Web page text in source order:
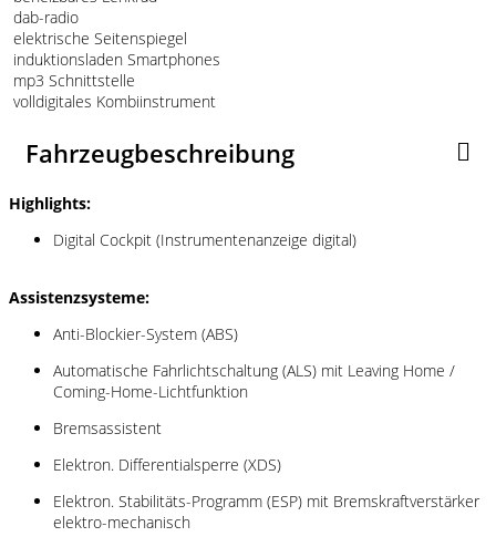
dab-radio
elektrische Seitenspiegel
induktionsladen Smartphones
mp3 Schnittstelle
volldigitales Kombiinstrument
Fahrzeugbeschreibung
Highlights:
Digital Cockpit (Instrumentenanzeige digital)
Assistenzsysteme:
Anti-Blockier-System (ABS)
Automatische Fahrlichtschaltung (ALS) mit Leaving Home /
Coming-Home-Lichtfunktion
Bremsassistent
Elektron. Differentialsperre (XDS)
Elektron. Stabilitäts-Programm (ESP) mit Bremskraftverstärker
elektro-mechanisch